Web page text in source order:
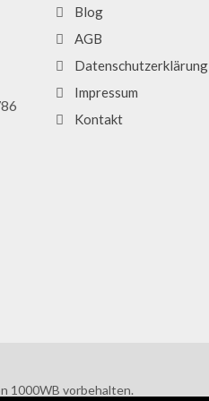
Blog
AGB
Datenschutzerklärung
Impressum
Kontakt
1000WB vorbehalten.